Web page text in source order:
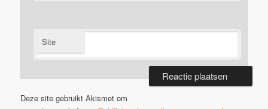
Site
Deze site gebruikt Akismet om